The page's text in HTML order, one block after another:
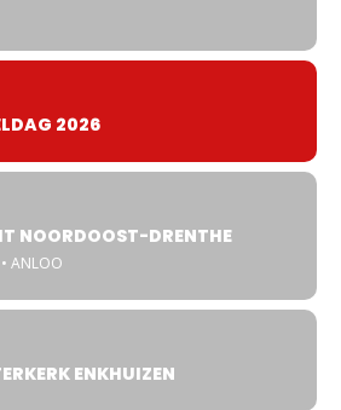
2026
NOORDOOST-DRENTHE
• ANLOO
ENKHUIZEN